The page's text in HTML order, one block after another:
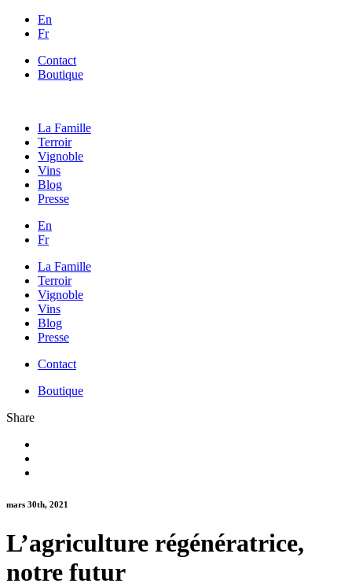
En
Fr
Contact
Boutique
La Famille
Terroir
Vignoble
Vins
Blog
Presse
En
Fr
La Famille
Terroir
Vignoble
Vins
Blog
Presse
Contact
Boutique
Share
mars 30th, 2021
L’agriculture régénératrice,
notre futur